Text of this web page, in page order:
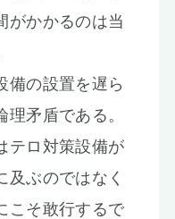
がかかるのは当
の設置を遅ら
矛盾である。
テロ対策設備が
及ぶのではなく
こそ敢行するで